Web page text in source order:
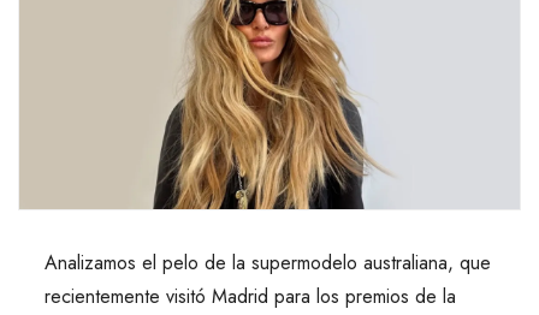
Analizamos el pelo de la supermodelo australiana, que
recientemente visitó Madrid para los premios de la